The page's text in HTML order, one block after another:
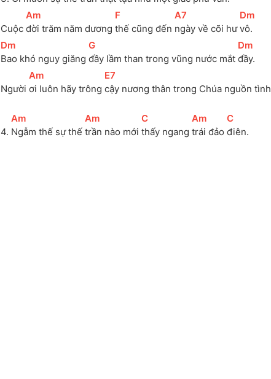
Cuộc
[
Am
đời trăm năm dương
[F
thế cũng đến
[
A7
ngày về cõi hư
[Dm
vô.
[Dm
Bao khó nguy giăng
[
G
đầy lầm than trong vũng nước mắt
[Dm
đầy.
Người
[
Am
ơi luôn hãy trông
[E7
cậy nương thân trong Chúa nguồn tình
4.
[
Am
Ngẫm thế sự thế
[
Am
trần nào mới
[
C
thấy ngang
[
Am
trái đảo
[
C
điên.